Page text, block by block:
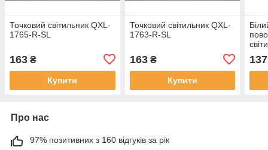
Точковий світильник QXL-
1765-R-SL
163 ₴
Купити
Точковий світильник QXL-
1763-R-SL
163₴
Купити
137
Про нас
97% позитивних з 160 відгуків за рік